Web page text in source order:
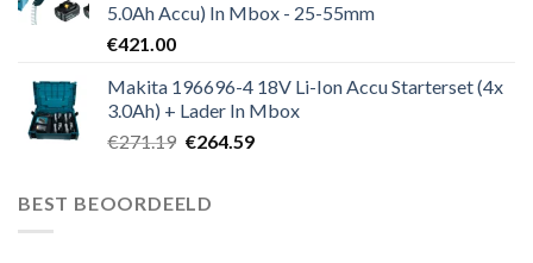
5.0Ah Accu) In Mbox - 25-55mm
€421.00
Makita 196696-4 18V Li-Ion Accu Starterset (4x
3.0Ah) + Lader In Mbox
€271.19 Oorspronkelijke
€271.19.
€264.59Huidige
BEST BEOORDEELD